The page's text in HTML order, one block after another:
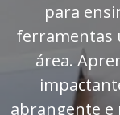
para
ferramentas
área.
abrangente e